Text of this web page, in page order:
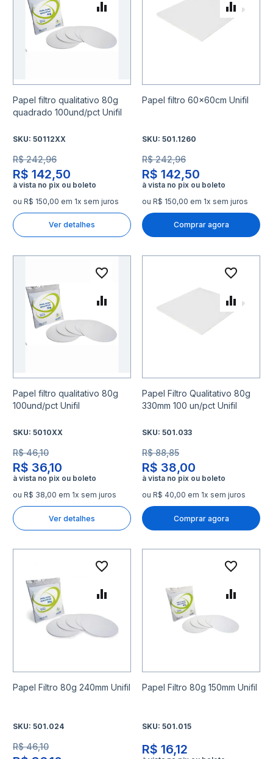
Papel filtro qualitativo 80g
quadrado 100und/pct Unifil
SKU: 50112XX
R$ 142,50
R$ 242,96
ou R$ 150,00 em 1x sem juros
Ver detalhes
Adicionar para Comparar
Papel filtro 60x60cm Unifil
SKU:501.1260
R$ 142,50
R$ 242,96
ou R$ 150,00 em 1x sem juros
Comprar agora
Papel filtro qualitativo 80g
100und/pct Unifil
SKU: 5010XX
R$ 36,10
R$ 46,10
ou R$ 38,00 em 1x sem juros
Ver detalhes
Adicionar à lista de
Adicionar para Comparar
Papel Filtro Qualitativo 80g
330mm 100 un/pct Unifil
SKU:501.033
R$ 38,00
R$ 88,85
ou R$ 40,00 em 1x sem juros
Comprar agora
Papel Filtro 80g 240mm Unifil
SKU: 501.024
R$ 46,10
Adicionar à lista de
Adicionar para Comparar
Papel Filtro 80g 150mm Unifil
SKU:501.015
R$ 16,12